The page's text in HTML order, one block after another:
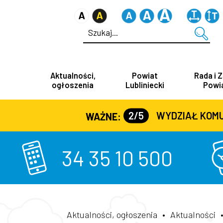
Aktualności,
ogłoszenia
Powiat
Lubliniecki
Rada i
WAŻNE: 2/5 WYDZIAŁ KOMUNIKACJI
34 35 10 500
Aktualności, ogłoszenia • Aktualności •